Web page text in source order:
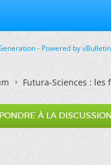
Futura-Sciences : les
À LA DISCUSSION